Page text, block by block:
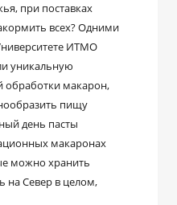
при поставках
всех? Одними
ИТМО
уникальную
обработки макарон,
пищу
день пасты
макаронах
можно хранить
на Север в целом,